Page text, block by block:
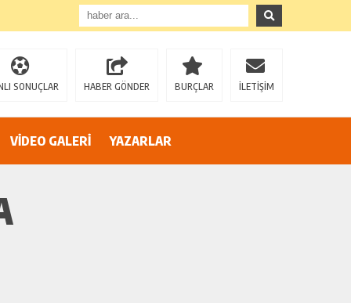
SONUÇLAR HABER GÖNDER BURÇLAR İLETİŞİM
VİDEO GALERİ YAZARLAR